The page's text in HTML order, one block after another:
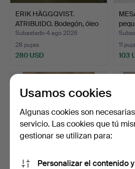
ERIK HÄGGQVIST.
ATRIBUIDO. Bodegón, óleo
s…
Subastado 4 ago 2026
28 pujas
280 USD
…
11
103
Usamos cookies
Algunas cookies son
servicio. Las cookies que tú
gestionar se utilizan para:
Personalizar el contenido